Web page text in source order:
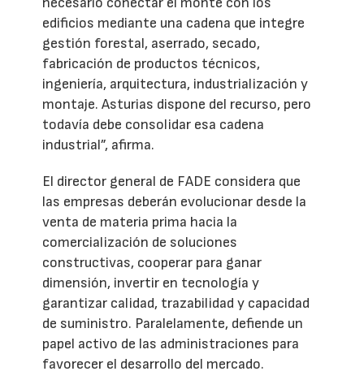
edificios mediante una cadena que integre
gestión forestal, aserrado, secado,
fabricación de productos técnicos,
ingeniería, arquitectura, industrialización y
montaje. Asturias dispone del recurso, pero
todavía debe consolidar esa cadena
industrial”, afirma.
El director general de FADE considera que
las empresas deberán evolucionar desde la
venta de materia prima hacia la
comercialización de soluciones
constructivas, cooperar para ganar
dimensión, invertir en tecnología y
garantizar calidad, trazabilidad y capacidad
de suministro. Paralelamente, defiende un
papel activo de las administraciones para
favorecer el desarrollo del mercado.